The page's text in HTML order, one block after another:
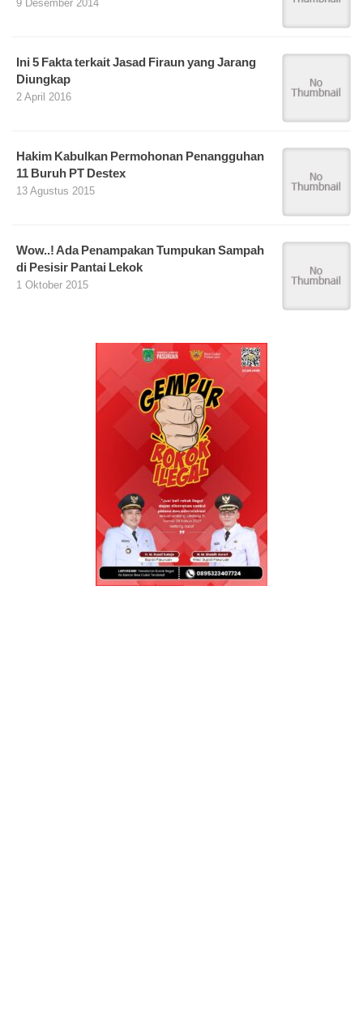
9 Desember 2014
Ini 5 Fakta terkait Jasad Firaun yang Jarang
Diungkap
2 April 2016
Hakim Kabulkan Permohonan Penangguhan
11 Buruh PT Destex
13 Agustus 2015
Wow..! Ada Penampakan Tumpukan Sampah
di Pesisir Pantai Lekok
1 Oktober 2015